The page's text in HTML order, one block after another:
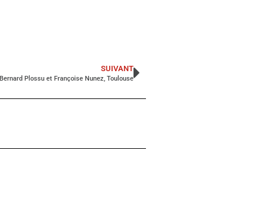
SUIVANT
Bernard Plossu et Françoise Nunez, Toulouse